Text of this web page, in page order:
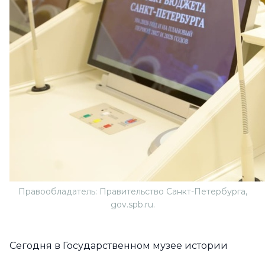
Правообладатель: Правительство Санкт-Петербурга,
gov.spb.ru.
Сегодня в Государственном музее истории